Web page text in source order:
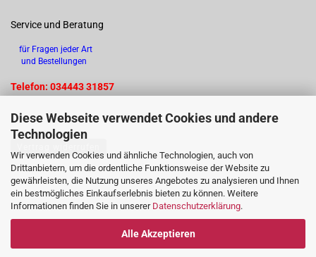
Diese Webseite verwendet Cookies und andere
Technologien
Wir verwenden Cookies und ähnliche Technologien, auch von
Drittanbietern, um die ordentliche Funktionsweise der Website zu
gewährleisten, die Nutzung unseres Angebotes zu analysieren und Ihnen
ein bestmögliches Einkaufserlebnis bieten zu können. Weitere
Informationen finden Sie in unserer Datenschutzerklärung.
Alle Akzeptieren
Service und Beratung
für Fragen jeder Art
und Bestellungen
Telefon: 034443 31857